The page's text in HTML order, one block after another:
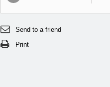
Send to a friend
Print